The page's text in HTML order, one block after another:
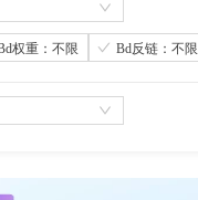
权重：不限 Bd反链：不限